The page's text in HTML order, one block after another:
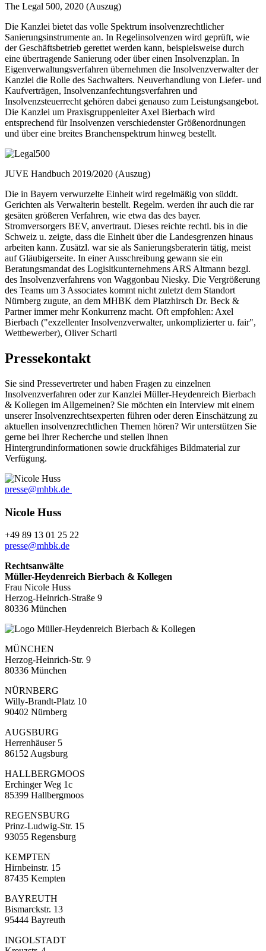
The Legal 500, 2020 (Auszug)
Die Kanzlei bietet das volle Spektrum insolvenzrechtlicher
Sanierungsinstrumente an. In Regelinsolvenzen wird geprüft, wie
der Geschäftsbetrieb gerettet werden kann, beispielsweise durch
eine übertragende Sanierung oder über einen Insolvenzplan. In
Eigenverwaltungsverfahren übernehmen die Insolvenzverwalter der
Kanzlei die Rolle des Sachwalters. Neuverhandlung von Liefer- und
Kaufverträgen, Insolvenzanfechtungsverfahren und
Insolvenzsteuerrecht gehören dabei genauso zum Leistungsangebot.
Die Kanzlei um Praxisgruppenleiter Axel Bierbach wird
entsprechend für Insolvenzen verschiedenster Größenordnungen
und über eine breites Branchenspektrum hinweg bestellt.
JUVE Handbuch 2019/2020 (Auszug)
Die in Bayern verwurzelte Einheit wird regelmäßig von süddt.
Gerichten als Verwalterin bestellt. Regelm. werden ihr auch die rar
gesäten größeren Verfahren, wie etwa das des bayer.
Stromversorgers BEV, anvertraut. Dieses reichte rechtl. bis in die
Schweiz u. zeigte, dass die Einheit über die Landesgrenzen hinaus
arbeiten kann. Zusätzl. war sie als Sanierungsberaterin tätig, meist
auf Gläubigerseite. In einer Ausschreibung gewann sie ein
Beratungsmandat des Logisitkunternehmens ARS Altmann bezgl.
des Insolvenzverfahrens von Waggonbau Niesky. Die Vergrößerung
des Teams um 3 Associates kommt nicht zuletzt dem Standort
Nürnberg zugute, an dem MHBK dem Platzhirsch Dr. Beck &
Partner immer mehr Konkurrenz macht. Oft empfohlen: Axel
Bierbach ("exzellenter Insolvenzverwalter, unkomplizierter u. fair",
Wettbewerber), Oliver Schartl
Pressekontakt
Sie sind Pressevertreter und haben Fragen zu einzelnen
Insolvenzverfahren oder zur Kanzlei Müller-Heydenreich Bierbach
& Kollegen im Allgemeinen? Sie möchten ein Interview mit einem
unserer Insolvenzrechtsexperten führen oder deren Einschätzung zu
aktuellen insolvenzrechtlichen Themen hören? Wir unterstützen Sie
gerne bei Ihrer Recherche und stellen Ihnen
Hintergrundinformationen sowie druckfähiges Bildmaterial zur
Verfügung.
presse@mhbk.de
Nicole Huss
+49 89 13 01 25 22
presse@mhbk.de
Rechtsanwälte
Müller-Heydenreich Bierbach & Kollegen
Frau Nicole Huss
Herzog-Heinrich-Straße 9
80336 München
MÜNCHEN
Herzog-Heinrich-Str. 9
80336 München
NÜRNBERG
Willy-Brandt-Platz 10
90402 Nürnberg
AUGSBURG
Herrenhäuser 5
86152 Augsburg
HALLBERGMOOS
Erchinger Weg 1c
85399 Hallbergmoos
REGENSBURG
Prinz-Ludwig-Str. 15
93055 Regensburg
KEMPTEN
Hirnbeinstr. 15
87435 Kempten
BAYREUTH
Bismarckstr. 13
95444 Bayreuth
INGOLSTADT